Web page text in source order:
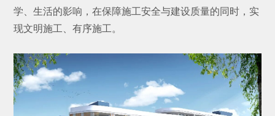
学、生活的影响，在保障施工安全与建设质量的同时，实
现文明施工、有序施工。